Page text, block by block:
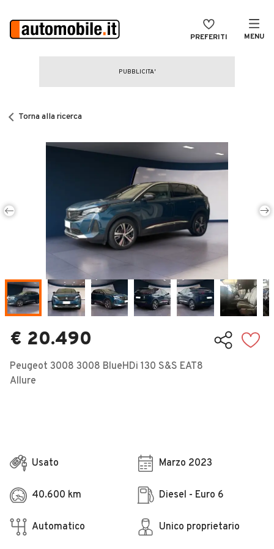
PREFERITI MENU
CERCA
Auto Nuove
Noleggio a lungo termine
Auto d'epoca
Veicoli Commerciali
Concessionari
Torna alla ricerca
€ 20.490
Peugeot 3008 3008 BlueHDi 130 S&S EAT8
Allure
Usato Marzo 2023
40.600 km Diesel - Euro 6
Automatico Unico proprietario